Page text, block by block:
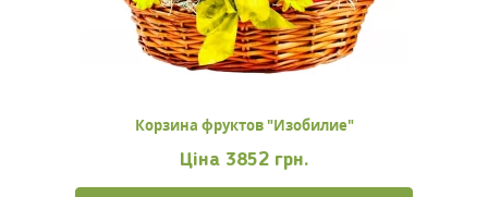
Корзина фруктов "Изобилие"
Ціна 3852 грн.